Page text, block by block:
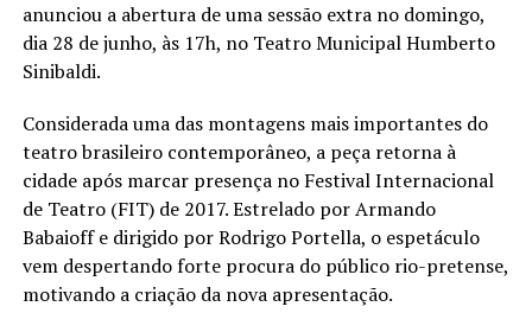
anunciou a abertura de uma sessão extra no domingo,
dia 28 de junho, às 17h, no Teatro Municipal Humberto
Sinibaldi.
Considerada uma das montagens mais importantes do
teatro brasileiro contemporâneo, a peça retorna à
cidade após marcar presença no Festival Internacional
de Teatro (FIT) de 2017. Estrelado por Armando
Babaioff e dirigido por Rodrigo Portella, o espetáculo
vem despertando forte procura do público rio-pretense,
motivando a criação da nova apresentação.